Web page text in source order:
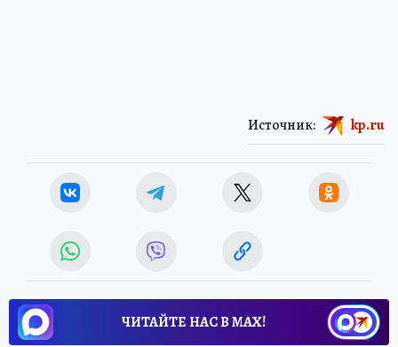
Источник: kp.ru
ЧИТАЙТЕ НАС В МАХ!